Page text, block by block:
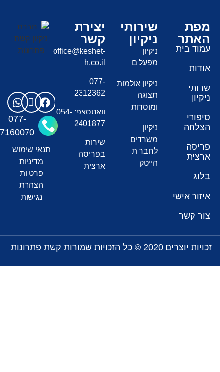
מפת
האתר
עמוד בית
אודות
שרותי
ניקיון
סיפורי
הצלחה
פריסה
ארצית
בלוג
איזור אישי
צור קשר
שירותי
ניקיון
ניקיון
מפעלים
ניקיון אולמות
תצוגה
ומוסדות
ניקיון
משרדים
לחברות
הייטק
יצירת
קשר
office@keshet-
h.co.il
077-
2312362
וואטסאפ: 054-
2401877
שירות
בפריסה
ארצית
077-
7160070
תנאי שימוש
מדיניות
פרטיות
הצהרת
נגישות
זכויות יוצרים 2020 © כל הזכויות שמורות קשת פתרונות